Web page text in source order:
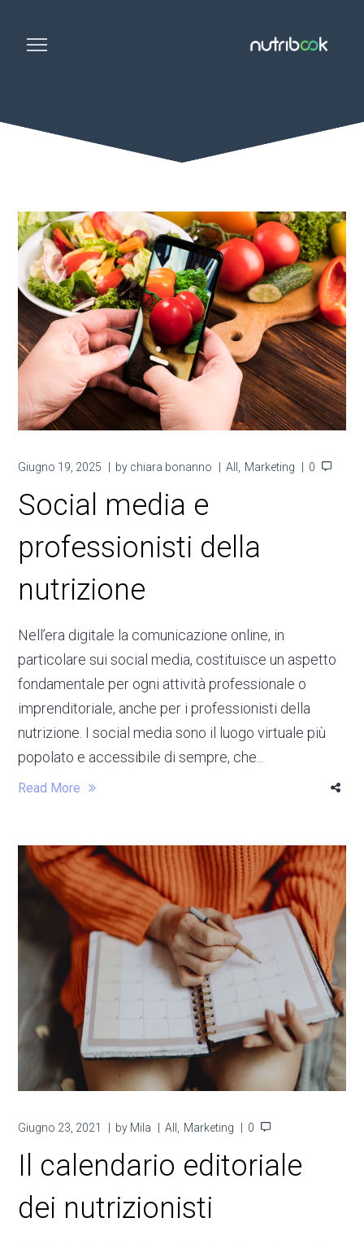
Giugno 19, 2025 by chiara bonanno All Marketing 0
Social media e
professionisti della
nutrizione
Nell’era digitale la comunicazione online, in
particolare sui social media, costituisce un aspetto
fondamentale per ogni attività professionale o
imprenditoriale, anche per i professionisti della
nutrizione. I social media sono il luogo virtuale più
popolato e accessibile di sempre, che...
Read More
Giugno 23, 2021 by Mila All Marketing 0
Il calendario editoriale
dei nutrizionisti